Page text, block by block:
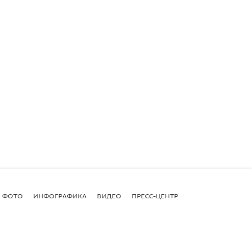
ФОТО ИНФОГРАФИКА ВИДЕО ПРЕСС-ЦЕНТР